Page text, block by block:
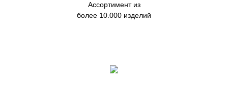
Ассортимент из
более 10.000 изделий